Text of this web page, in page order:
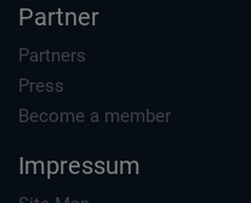
Partner
Partners
Press
Become a member
Impressum